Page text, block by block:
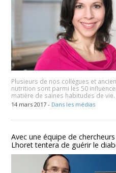
Plusieurs de nos collègues et
nutrition sont parmi les 50
matière de saines habitudes de
14 mars 2017 - Dans les médias
Avec une équipe de
Lhoret tentera de guérir le